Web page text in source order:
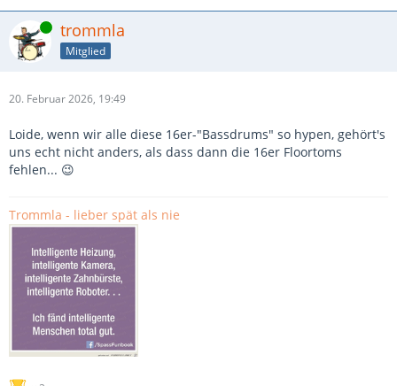
Online trommla
Mitglied
20. Februar 2026, 19:49
Loide, wenn wir alle diese 16er-"Bassdrums" so hypen, gehört's
uns echt nicht anders, als dass dann die 16er Floortoms
fehlen... 😉
Trommla - lieber spät als nie